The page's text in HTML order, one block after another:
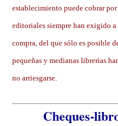
establecimiento puede cobrar
editoriales siempre han exigido
compra, del que sólo es posible
pequeñas y medianas librerías
no arriesgarse.
Cheques-